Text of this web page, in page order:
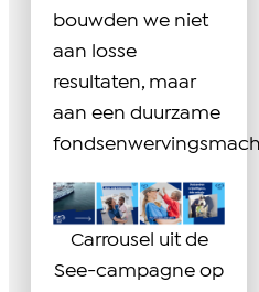
bouwden we niet
aan losse
resultaten, maar
aan een duurzame
Carrousel uit de
See-campagne op